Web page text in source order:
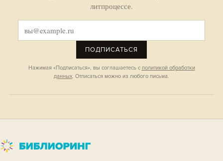
литпроцессе.
ПОДПИСАТЬСЯ
Нажимая «Подписаться», вы соглашаетесь с политикой обработки
данных. Отписаться можно из любого письма.